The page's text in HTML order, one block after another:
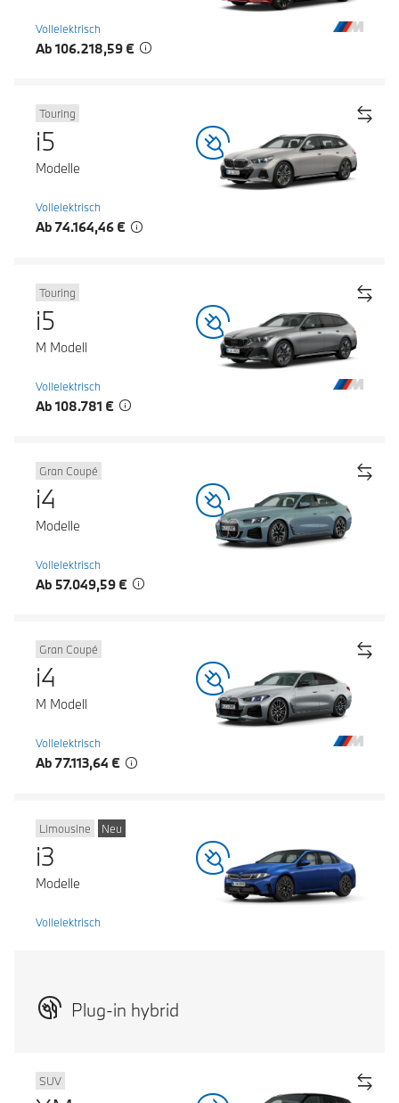
Vollelektrisch
Ab 106.218,59 €
Touring
i5
Modelle
Vollelektrisch
Ab 74.164,46 €
Touring
i5
M Modell
Vollelektrisch
Ab 108.781 €
Gran Coupé
i4
Modelle
Vollelektrisch
Ab 57.049,59 €
Gran Coupé
i4
M Modell
Vollelektrisch
Ab 77.113,64 €
Limousine Neu
i3
Modelle
Vollelektrisch
Plug-in hybrid
SUV